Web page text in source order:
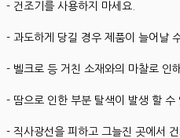
- 건조기를 사용하지 마세요.
- 과도하게 당길 경우 제품이 늘어날
- 벨크로 등 거친 소재와의 마찰로 인
- 땀으로 인한 부분 탈색이 발생 할 수
- 직사광선을 피하고 그늘진 곳에서 건